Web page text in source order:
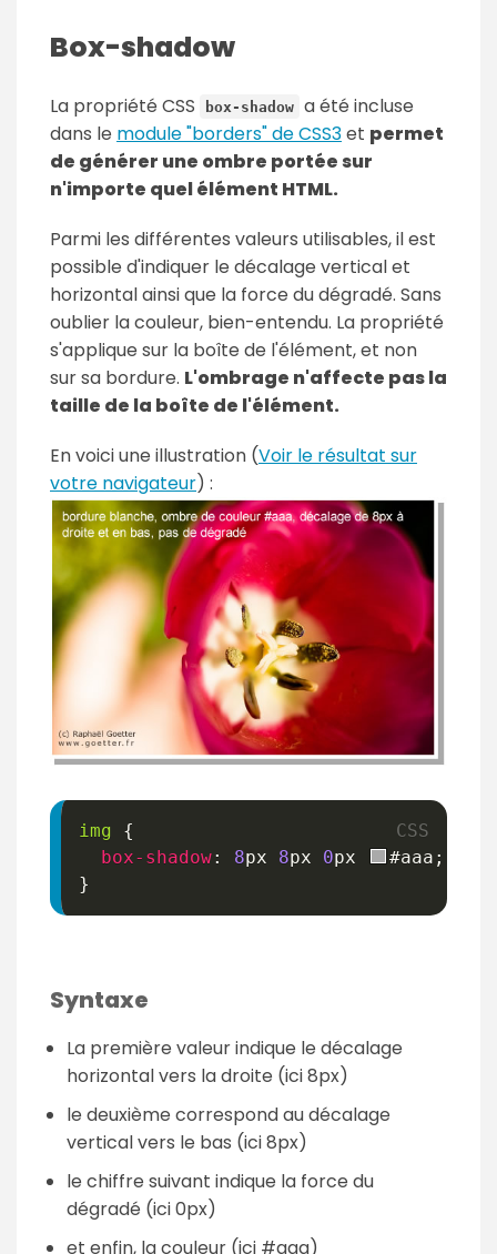
Box-shadow
La propriété CSS box-shadow a été incluse
dans le module "borders" de CSS3et permet
de générer une ombre portée sur
n'importe quel élément HTML.
Parmi les différentes valeurs utilisables, il est
possible d'indiquer le décalage vertical et
horizontal ainsi que la force du dégradé. Sans
oublier la couleur, bien-entendu. La propriété
s'applique sur la boîte de l'élément, et non
sur sa bordure. L'ombrage n'affecte pas la
taille de la boîte de l'élément.
En voici une illustration (Voir le résultat sur
votre navigateur) :
img
{
box-shadow: 8px 8px 0px #aaa ;
}
Syntaxe
La première valeur indique le décalage
horizontal vers la droite (ici 8px)
le deuxième correspond au décalage
vertical vers le bas (ici 8px)
le chiffre suivant indique la force du
dégradé (ici 0px)
et enfin, la couleur (ici #aaa)